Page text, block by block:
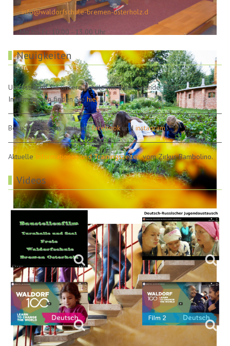
info@waldorfschule-bremen-osterholz.d
Mo bis Fr: 10.00 - 13.00 Uhr
Neuigkeiten
Unterstützen Sie unsere Schule mit einer Spende. Mehr
Informationen finden Siehier.
Besuchen Sie uns auch auffacebookundinstagram!
Aktuelle Informationen und Trainingszeitenvom Zirkus Bambolino.
Videos